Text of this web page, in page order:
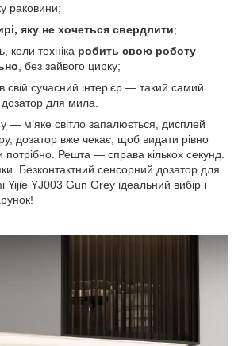
раковини;
яку не хочеться свердлити;
коли техніка робить свою роботу
, без зайвого цирку;
свій сучасний інтерʼєр — такий самий
для мила.
— м’яке світло запалюється, дисплей
дозатор вже чекає, щоб видати рівно
потрібно. Решта — справа кількох секунд.
Безконтактний сенсорний дозатор для
Yijie YJ003 Gun Grey ідеальний вибір і